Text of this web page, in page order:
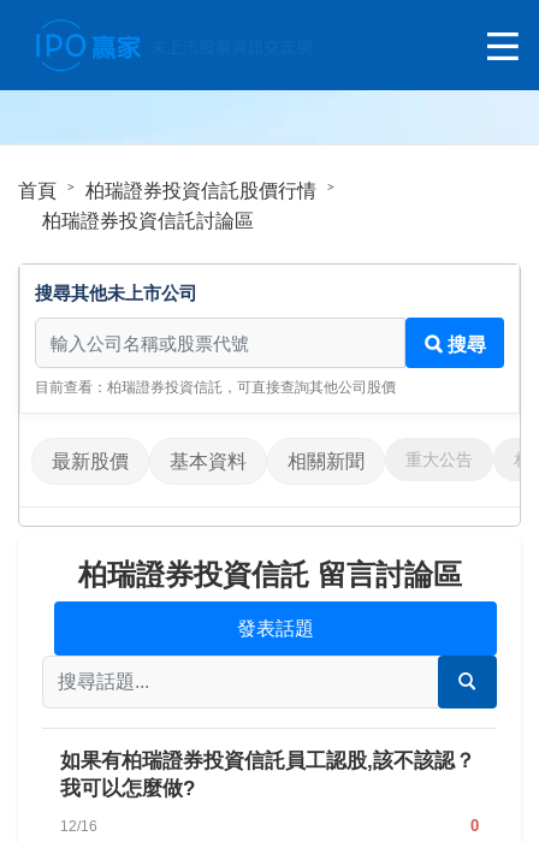
首頁
柏瑞證券投資信託股價行情
柏瑞證券投資信託討論區
搜尋其他未上市公司
搜尋其他未上市公司
搜尋
目前查看：柏瑞證券投資信託，可直接查詢其他公司股價
最新股價 基本資料 相關新聞 重大公告 相
柏瑞證券投資信託 留言討論區
發表話題
如果有柏瑞證券投資信託員工認股,該不該認？
我可以怎麼做?
12/16 0